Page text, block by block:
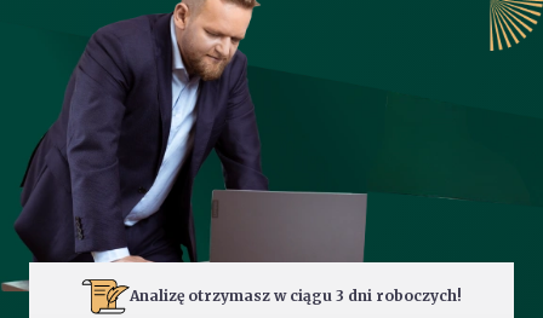
Analizę otrzymasz w ciągu 3 dni roboczych!